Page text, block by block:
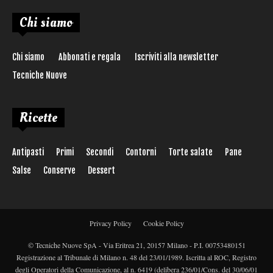
Chi siamo
Chi siamo Abbonati e regala
Iscriviti alla newsletter
Tecniche Nuove
Ricette
Antipasti Primi Secondi Contorni Torte salate
Pane
Salse
Conserve Dessert
Privacy Policy Cookie Policy
© Tecniche Nuove SpA - Via Eritrea 21, 20157 Milano - P.I. 00753480151
Registrazione al Tribunale di Milano n. 48 del 23/01/1989. Iscritta al ROC, Registro
degli Operatori della Comunicazione, al n. 6419 (delibera 236/01/Cons. del 30/06/01